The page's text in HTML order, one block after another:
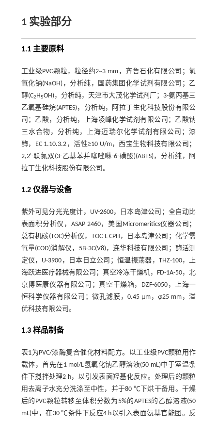
1 实验部分
1.1 主要原料
工业级PVC颗粒，粒径约2~3 mm，齐鲁石化有限公司；氢
氧化钠(NaOH)，分析纯，国药集团化学试剂有限公司；乙
醇(C2 H5OH)，分析纯，天津市大茂化学试剂厂；3-氨丙基三
乙氧基硅烷(APTES)，分析纯，阿拉丁生化科技股份有限公
司；乙酸，分析纯，上海凌峰化学试剂有限公司；乙酸钠
三水合物，分析纯，上海迈瑞尔化学试剂有限公司；漆
酶，EC 1.10.3.2，活性≥10 U/m，西宝生物科技有限公司；
2,2'-联氮双(3-乙基苯并噻唑啉-6-磺酸)(ABTS)，分析纯，阿
拉丁生化科技股份有限公司。
1.2 仪器与设备
紫外可见分光光度计，UV-2600，日本岛津公司；全自动比
表面积分析仪，ASAP 2460，美国Micromeritics仪器公司；
总有机碳(TOC)分析仪，TOC-L CPH，日本岛津公司；化学需
氧量(COD)消解仪，5B-3C(V8)，连华科技有限公司；酶活测
定仪，U-3900，日本日立公司；恒温振荡器，THZ-100，上
海跃进医疗器械有限公司；真空冷冻干燥机，FD-1A-50，北
京博医康仪器有限公司；真空干燥箱，DZF-6050，上海一
恒科学仪器有限公司；微孔滤膜，0.45 µm，φ25 mm，溢
优科技有限公司。
1.3 样品制备
表1为PVC/漆酶复合催化材料配方。以工业级PVC颗粒用作
载体，首先在1 mol/L氢氧化钠乙醇溶液(50 mL)中于室温条
件下搅拌处理2 h，以引发表面羟基化反应。处理后的颗粒
用去离子水充分洗涤至中性，并于80 ℃下烘干备用。干燥
后的PVC颗粒转移至体积分数为5%的APTES的乙醇溶液(50
mL)中，在30 ℃条件下反应4 h以引入表面氨基官能团。反